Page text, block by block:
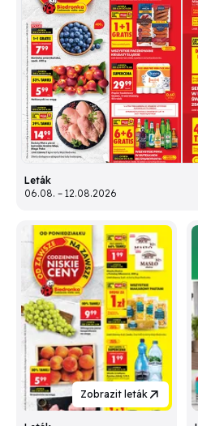
Leták
06.08. – 12.08.2026
Zobrazit leták